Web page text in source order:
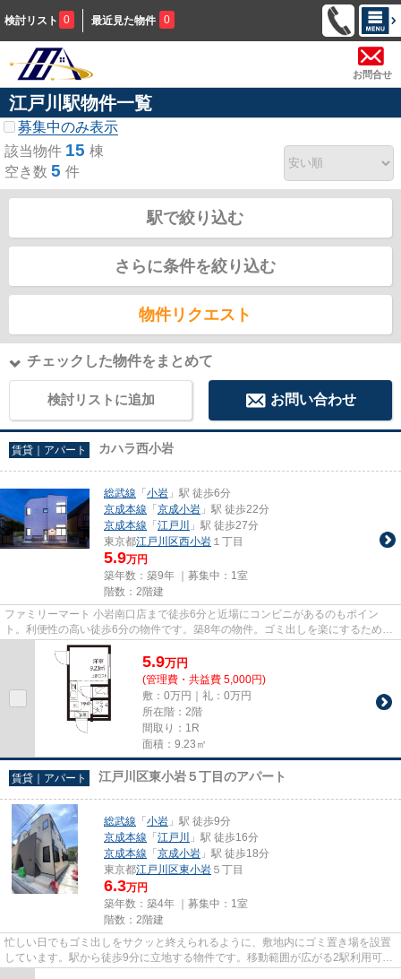
検討リスト 0 最近見た物件 0
お問合せ
江戸川駅物件一覧
募集中のみ表示
該当物件 15 棟
空き数 5 件
駅で絞り込む
さらに条件を絞り込む
物件リクエスト
チェックした物件をまとめて
検討リストに追加 お問い合わせ
賃貸｜アパート カハラ西小岩
総武線 「 小岩 」駅 徒歩6分
京成本線 「 京成小岩 」駅 徒歩22分
京成本線 「 江戸川
」駅 徒歩27分
東京都江戸川区西小岩 １丁目
5.9万円
築年数：築9年 ｜募集中： 1室
階数：2階建
ファミリーマート 小岩南口店まで徒歩6分と近場にコンビニがあるのもポイン
ト。利便性の高い徒歩6分の物件です。築8年の物件。ゴミ出しを楽にするため
に、遠くまで行かずに済むゴミ置...
5.9万円
(管理費・共益費 5,000円)
敷：0万円｜礼：0万円
所在階：2階
間取り：1R
面積：9.23㎡
賃貸｜アパート 江戸川区東小岩５丁目のアパート
総武線 「 小岩 」駅 徒歩9分
京成本線 「 江戸川
」駅 徒歩16分
京成本線 「 京成小岩 」駅 徒歩18分
東京都江戸川区東小岩 ５丁目
6.3万円
築年数：築4年 ｜募集中： 1室
階数：2階建
忙しい日でもゴミ出しをサクッと終えられるように、敷地内にゴミ置き場を設置
しています。駅から徒歩9分に立地する物件です。移動範囲が広がる2駅利用可能